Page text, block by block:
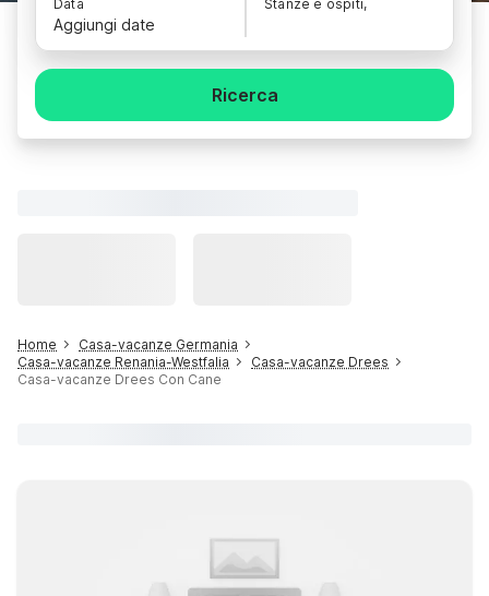
Data
Aggiungi date
Stanze e ospiti,
Ricerca
Home
Casa-vacanze Germania
Casa-vacanze Renania-Westfalia
Casa-vacanze Drees
Casa-vacanze Drees Con Cane